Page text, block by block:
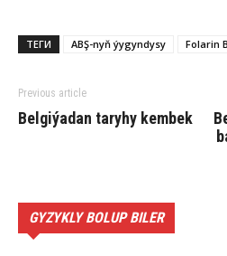
ТЕГИ ABŞ-nyň ýygyndysy Folarin
Previous article
Belgiýadan taryhy kembek
GYZYKLY BOLUP BILER